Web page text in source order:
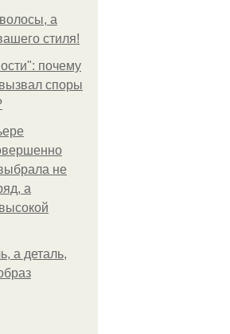
а
стиля!
почему
споры
не
а
а деталь,